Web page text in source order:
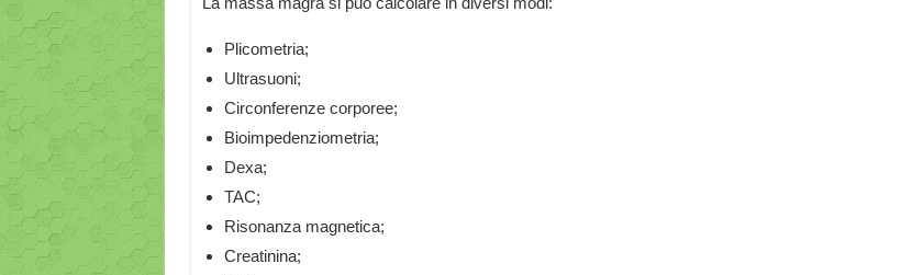
Plicometria;
Ultrasuoni;
Circonferenze corporee;
Bioimpedenziometria;
Dexa;
TAC;
Risonanza magnetica;
Creatinina;